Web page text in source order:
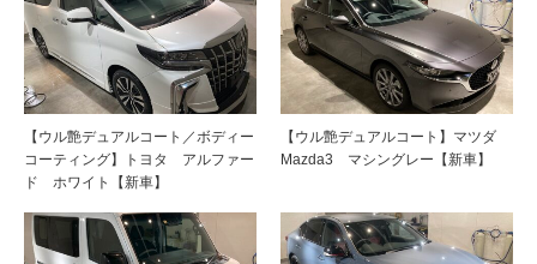
【ウル艶デュアルコート／ボディー
コーティング】トヨタ アルファー
ド ホワイト【新車】
【ウル艶デュアルコート】マツダ
Mazda3 マシングレー【新車】